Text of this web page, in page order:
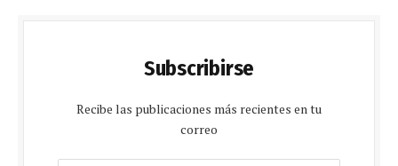
Subscribirse
Recibe las publicaciones más recientes en tu
correo